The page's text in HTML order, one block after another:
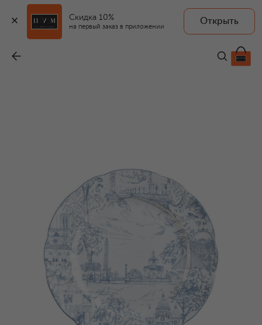
Скидка 10%
на первый заказ в приложении
Открыть
11 600 ₽